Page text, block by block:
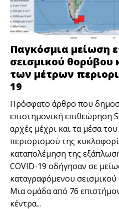
Παγκόσμια μείωση
σεισμικού θορύβου
των μέτρων
19
Πρόσφατο άρθρο που
επιστημονική επιθεώρηση
αρχές μέχρι και τα μέσα
περιορισμού της
καταπολέμηση της
COVID-19 οδήγησαν σε
καταγραφόμενου
Μια ομάδα από 76
κέντρα...